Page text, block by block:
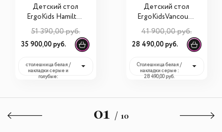
Детский стол
ErgoKids Hamilton
Multicolor + полка
(BD-680 + S-50)
51 390,00 руб.
35 900,00 руб.
столешница белая /
накладки серые и
голубые:
Детский стол
ErgoKidsVancouve
r Multicolor (BD-
620 + полка)
41 900,00 руб.
28 490,00 руб.
Столешница белая /
накладки серые :
28 490,00 руб.
01 / 10